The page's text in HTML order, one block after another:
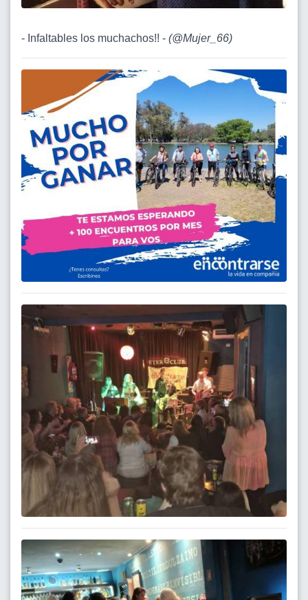
- Infaltables los muchachos!! - (@Mujer_66)